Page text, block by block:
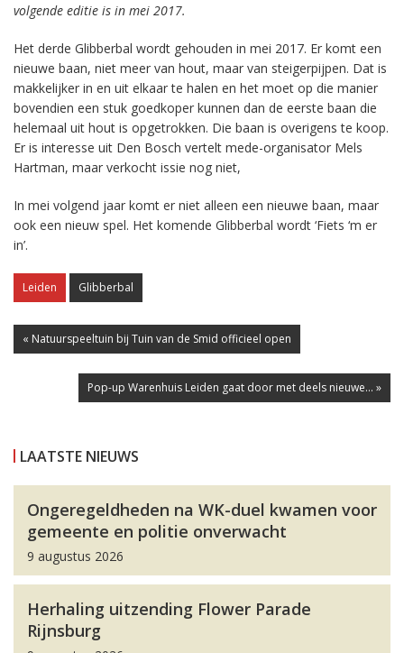
volgende editie is in mei 2017.
Het derde Glibberbal wordt gehouden in mei 2017. Er komt een
nieuwe baan, niet meer van hout, maar van steigerpijpen. Dat is
makkelijker in en uit elkaar te halen en het moet op die manier
bovendien een stuk goedkoper kunnen dan de eerste baan die
helemaal uit hout is opgetrokken. Die baan is overigens te koop.
Er is interesse uit Den Bosch vertelt mede-organisator Mels
Hartman, maar verkocht issie nog niet,
In mei volgend jaar komt er niet alleen een nieuwe baan, maar
ook een nieuw spel. Het komende Glibberbal wordt ‘Fiets ‘m er
in’.
Leiden Glibberbal
« Natuurspeeltuin bij Tuin van de Smid officieel open
Pop-up Warenhuis Leiden gaat door met deels nieuwe... »
LAATSTE NIEUWS
Ongeregeldheden na WK-duel kwamen voor
gemeente en politie onverwacht
9 augustus 2026
Herhaling uitzending Flower Parade
Rijnsburg